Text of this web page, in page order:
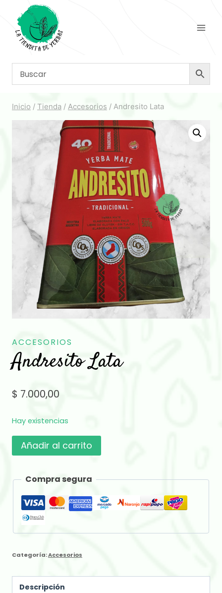
contenido
Inicio / Tienda / Accesorios / Andresito Lata
ACCESORIOS
Andresito Lata
$ 7.000,00
Hay existencias
Andresito
Lata
cantidad
Añadir al carrito
Compra segura
Categoría:Accesorios
Descripción